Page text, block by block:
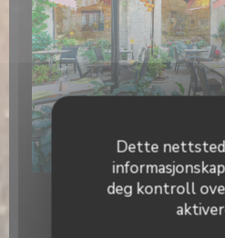
Dette
deg kontroll
Le Jardin et
Plats